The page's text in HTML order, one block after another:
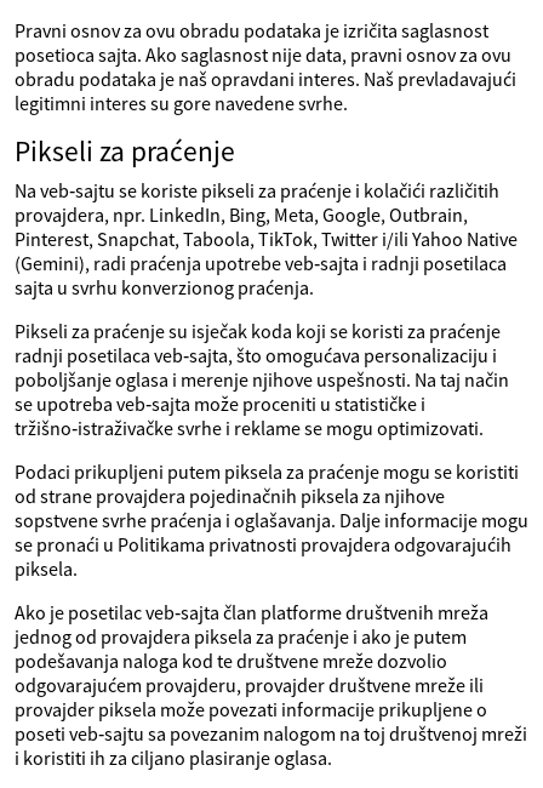
Pravni osnov za ovu obradu podataka je izričita saglasnost
posetioca sajta. Ako saglasnost nije data, pravni osnov za ovu
obradu podataka je naš opravdani interes. Naš prevladavajući
legitimni interes su gore navedene svrhe.
Pikseli za praćenje
Na veb‑sajtu se koriste pikseli za praćenje i kolačići različitih
provajdera, npr. LinkedIn, Bing, Meta, Google, Outbrain,
Pinterest, Snapchat, Taboola, TikTok, Twitter i/ili Yahoo Native
(Gemini), radi praćenja upotrebe veb‑sajta i radnji posetilaca
sajta u svrhu konverzionog praćenja.
Pikseli za praćenje su isječak koda koji se koristi za praćenje
radnji posetilaca veb‑sajta, što omogućava personalizaciju i
poboljšanje oglasa i merenje njihove uspešnosti. Na taj način
se upotreba veb‑sajta može proceniti u statističke i
tržišno‑istraživačke svrhe i reklame se mogu optimizovati.
Podaci prikupljeni putem piksela za praćenje mogu se koristiti
od strane provajdera pojedinačnih piksela za njihove
sopstvene svrhe praćenja i oglašavanja. Dalje informacije mogu
se pronaći u Politikama privatnosti provajdera odgovarajućih
piksela.
Ako je posetilac veb‑sajta član platforme društvenih mreža
jednog od provajdera piksela za praćenje i ako je putem
podešavanja naloga kod te društvene mreže dozvolio
odgovarajućem provajderu, provajder društvene mreže ili
provajder piksela može povezati informacije prikupljene o
poseti veb‑sajtu sa povezanim nalogom na toj društvenoj mreži
i koristiti ih za ciljano plasiranje oglasa.